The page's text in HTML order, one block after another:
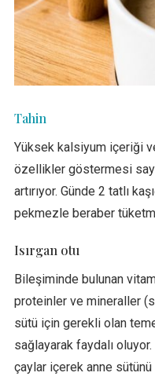
Tahin
Yüksek kalsiyum içeriği
özellikler göstermesi
artırıyor. Günde 2 tatlı
pekmezle beraber
Isırgan otu
Bileşiminde bulunan
proteinler ve mineraller
sütü için gerekli olan
sağlayarak faydalı
çaylar içerek anne sütünü